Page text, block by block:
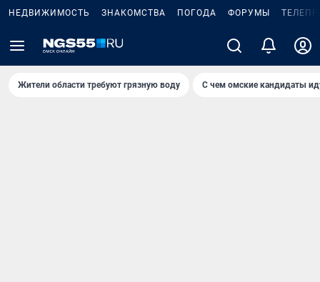
НЕДВИЖИМОСТЬ ЗНАКОМСТВА ПОГОДА ФОРУМЫ
Жители области требуют грязную воду С чем омские кандидаты